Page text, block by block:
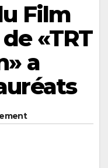
Film
«TRT
a